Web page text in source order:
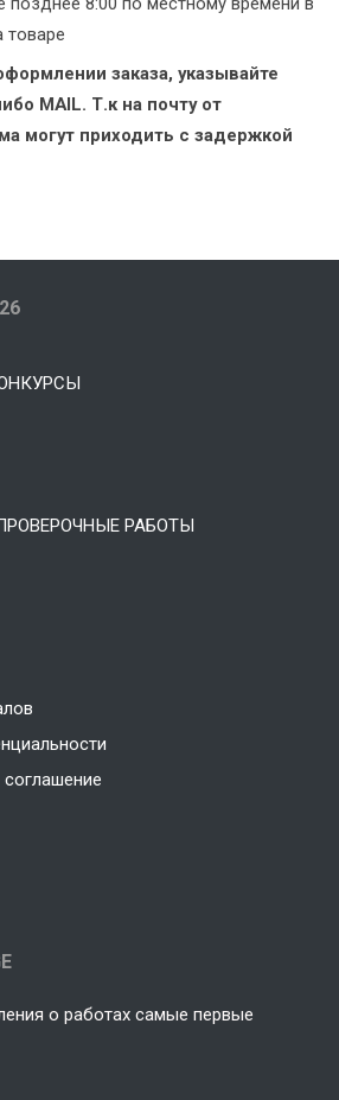
товаре
заказа, указывайте
MAIL. Т.к на почту от
могут приходить с задержкой
РАБОТЫ
о работах самые первые